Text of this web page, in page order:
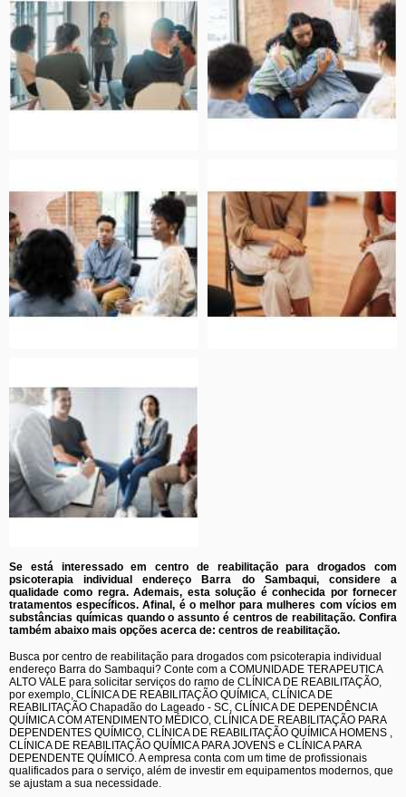
Se está interessado em centro de reabilitação para drogados com
psicoterapia individual endereço Barra do Sambaqui, considere a
qualidade como regra. Ademais, esta solução é conhecida por fornecer
tratamentos específicos. Afinal, é o melhor para mulheres com vícios em
substâncias químicas quando o assunto é centros de reabilitação. Confira
também abaixo mais opções acerca de: centros de reabilitação.
Busca por centro de reabilitação para drogados com psicoterapia individual
endereço Barra do Sambaqui? Conte com a COMUNIDADE TERAPEUTICA
ALTO VALE para solicitar serviços do ramo de CLÍNICA DE REABILITAÇÃO,
por exemplo, CLÍNICA DE REABILITAÇÃO QUÍMICA, CLÍNICA DE
REABILITAÇÃO Chapadão do Lageado - SC, CLÍNICA DE DEPENDÊNCIA
QUÍMICA COM ATENDIMENTO MÉDICO, CLÍNICA DE REABILITAÇÃO PARA
DEPENDENTES QUÍMICO, CLÍNICA DE REABILITAÇÃO QUÍMICA HOMENS ,
CLÍNICA DE REABILITAÇÃO QUÍMICA PARA JOVENS e CLÍNICA PARA
DEPENDENTE QUÍMICO. A empresa conta com um time de profissionais
qualificados para o serviço, além de investir em equipamentos modernos, que
se ajustam a sua necessidade.